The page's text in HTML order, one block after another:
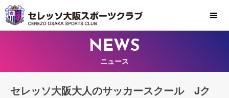
MENU
NEWS
ニュース
セレッソ大阪大人のサッカースクール Jク